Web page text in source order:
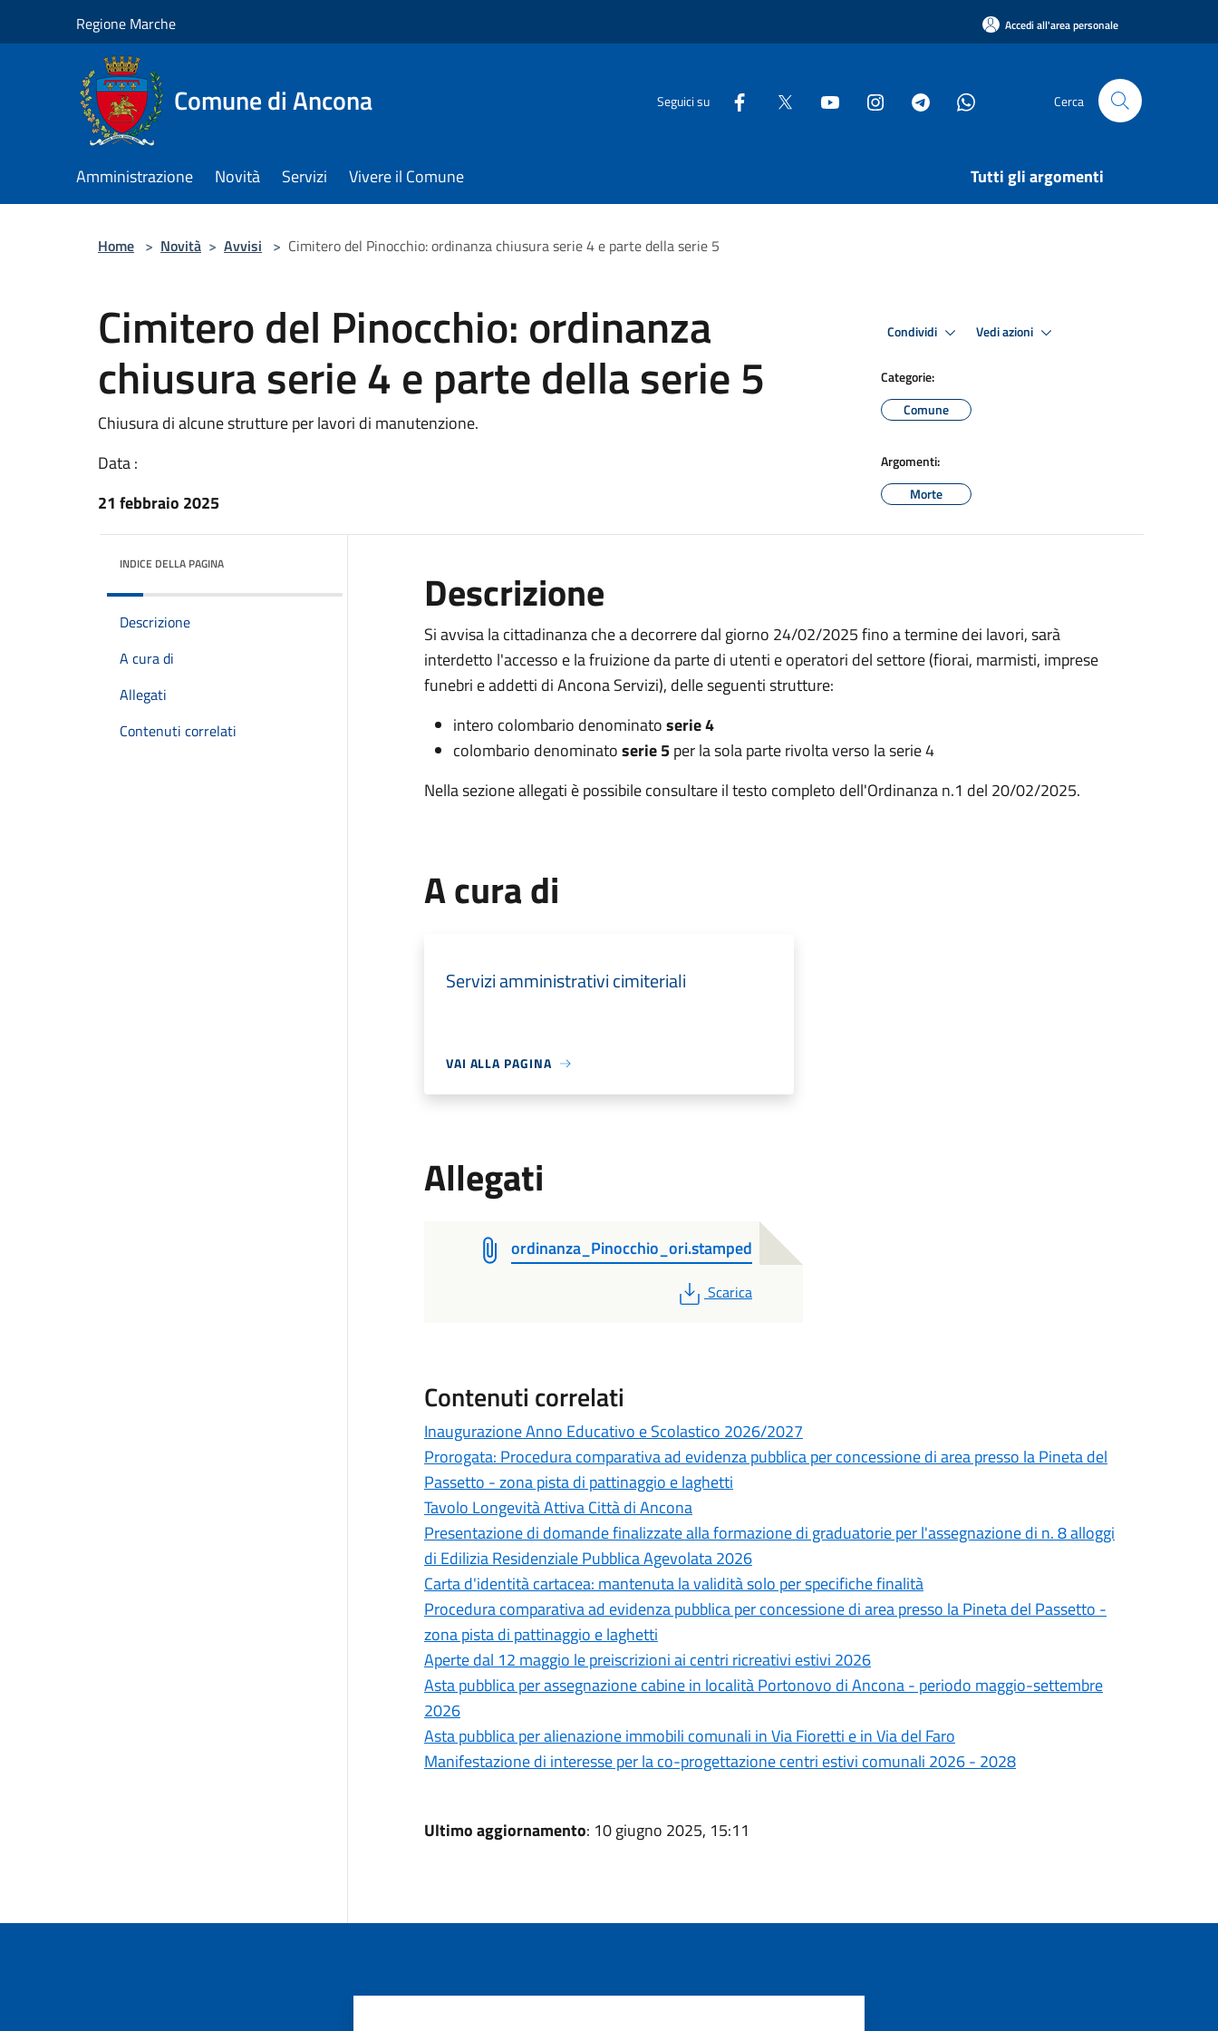
Regione Marche Accedi all'area personale
Comune di Ancona Seguici su Cerca
Amministrazione Novità Servizi Vivere il Comune Tutti gli argomenti
Home > Novità > Avvisi > Cimitero del Pinocchio: ordinanza chiusura serie 4 e parte della serie 5
Cimitero del Pinocchio: ordinanza
chiusura serie 4 e parte della serie 5
Chiusura di alcune strutture per lavori di manutenzione.
Data :
21 febbraio 2025
Condividi Vedi azioni
Categorie:
Comune
Argomenti:
Morte
INDICE DELLA PAGINA
Descrizione
A cura di
Allegati
Contenuti correlati
Descrizione
Si avvisa la cittadinanza che a decorrere dal giorno 24/02/2025 fino a termine dei lavori, sarà
interdetto l'accesso e la fruizione da parte di utenti e operatori del settore (fiorai, marmisti, imprese
funebri e addetti di Ancona Servizi), delle seguenti strutture:
intero colombario denominatoserie 4
colombario denominatoserie 5per la sola parte rivolta verso la serie 4
Nella sezione allegati è possibile consultare il testo completo dell'Ordinanza n.1 del 20/02/2025.
A cura di
Servizi amministrativi cimiteriali
VAI ALLA PAGINA
Allegati
ordinanza_Pinocchio_ori.stamped
PDF
Scarica
Contenuti correlati
Inaugurazione Anno Educativo e Scolastico 2026/2027
Prorogata: Procedura comparativa ad evidenza pubblica per concessione di area presso la Pineta del
Passetto - zona pista di pattinaggio e laghetti
Tavolo Longevità Attiva Città di Ancona
Presentazione di domande finalizzate alla formazione di graduatorie per l'assegnazione di n. 8 alloggi
di Edilizia Residenziale Pubblica Agevolata 2026
Carta d'identità cartacea: mantenuta la validità solo per specifiche finalità
Procedura comparativa ad evidenza pubblica per concessione di area presso la Pineta del Passetto -
zona pista di pattinaggio e laghetti
Aperte dal 12 maggio le preiscrizioni ai centri ricreativi estivi 2026
Asta pubblica per assegnazione cabine in località Portonovo di Ancona - periodo maggio-settembre
2026
Asta pubblica per alienazione immobili comunali in Via Fioretti e in Via del Faro
Manifestazione di interesse per la co-progettazione centri estivi comunali 2026 - 2028
Ultimo aggiornamento: 10 giugno 2025, 15:11